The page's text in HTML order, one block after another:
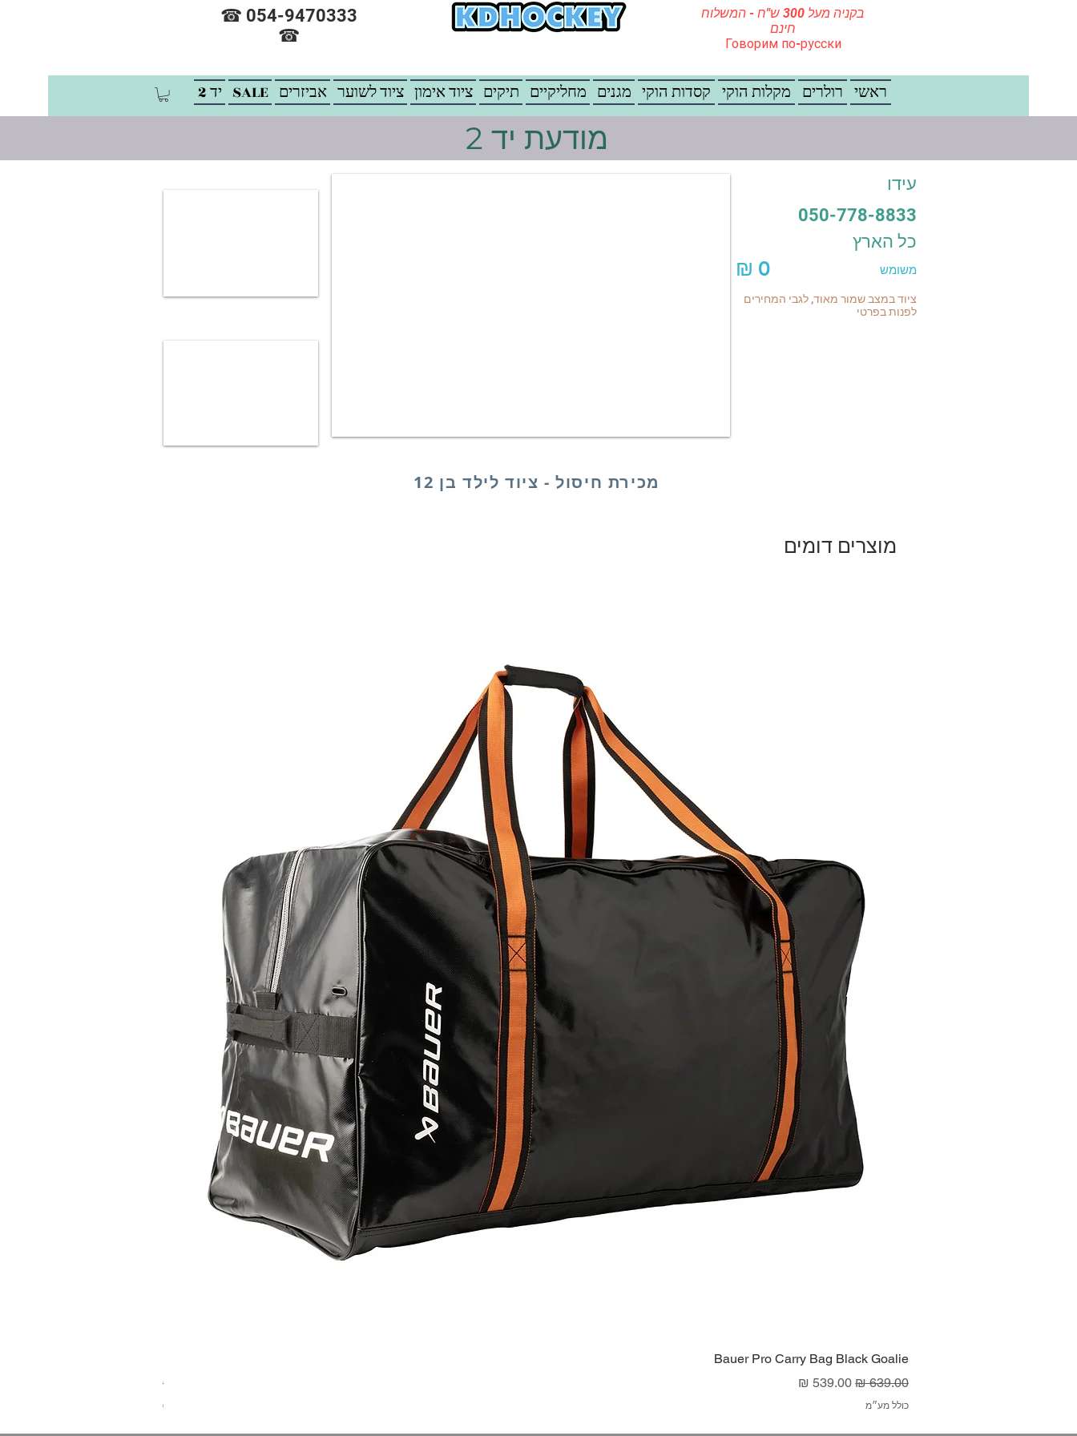
☎ 054-9470333
☎
בקניה מעל 300 ש"ח - המשלוח
חינם
Говорим по-русски
ראשי רולרים מקלות הוקי קסדות הוקי מגנים מחליקיים תיקים ציוד אימון ציוד לשוער אביזרים SALE יד 2
מודעת יד 2
עידו
050-778-8833
כל הארץ
₪ 0 משומש
ציוד במצב שמור מאוד, לגבי המחירים
לפנות בפרטי
מכירת חיסול - ציוד לילד בן 12
מוצרים דומים
Bauer Pro Carry Bag Black Goalie
מחיר רגיל מחיר מבצע
כולל מע״מ
מחיר רגיל
כולל מע״מ